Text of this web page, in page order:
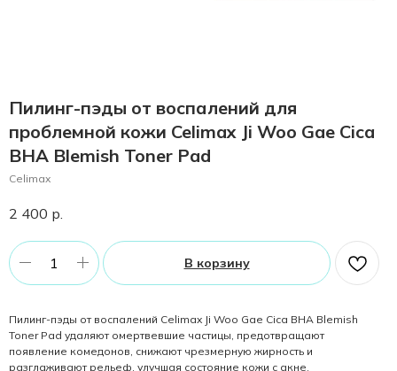
Пилинг-пэды от воспалений для
проблемной кожи Celimax Ji Woo Gae Cica
BHA Blemish Toner Pad
Celimax
2 400 р.
В корзину
Пилинг-пэды от воспалений Celimax Ji Woo Gae Cica BHA Blemish
Toner Pad удаляют омертвевшие частицы, предотвращают
появление комедонов, снижают чрезмерную жирность и
разглаживают рельеф, улучшая состояние кожи с акне.